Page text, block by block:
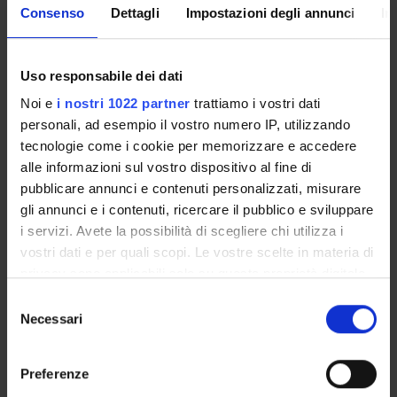
Consenso Dettagli Impostazioni degli annunci
Uso responsabile dei dati
Noi e i nostri 1022 partner trattiamo i vostri dati
personali, ad esempio il vostro numero IP, utilizzando
tecnologie come i cookie per memorizzare e accedere
alle informazioni sul vostro dispositivo al fine di
pubblicare annunci e contenuti personalizzati, misurare
gli annunci e i contenuti, ricercare il pubblico e sviluppare
i servizi. Avete la possibilità di scegliere chi utilizza i
vostri dati e per quali scopi. Le vostre scelte in materia di
modificare o revocare il proprio consenso in qualsiasi
momento dalla Dichiarazione sui cookie o facendo clic
delNecessari
Preferenze
immunoistochimiche, biochimiche e proteomiche funzionali
al fine di evidenziare eventuali differenze significative tra i
due Gruppi.
ENTI FINANZIATORI:
Fondazione Cariverona
Finanziamento:
assegnato e gestito dal Dipartimento
Programma:ENTI.RIC - Finanziamento da enti vari per la
ricerca